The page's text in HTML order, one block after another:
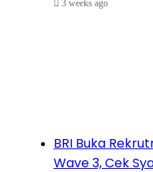
3 weeks ago
BRI Buka
Wave 3, Cek